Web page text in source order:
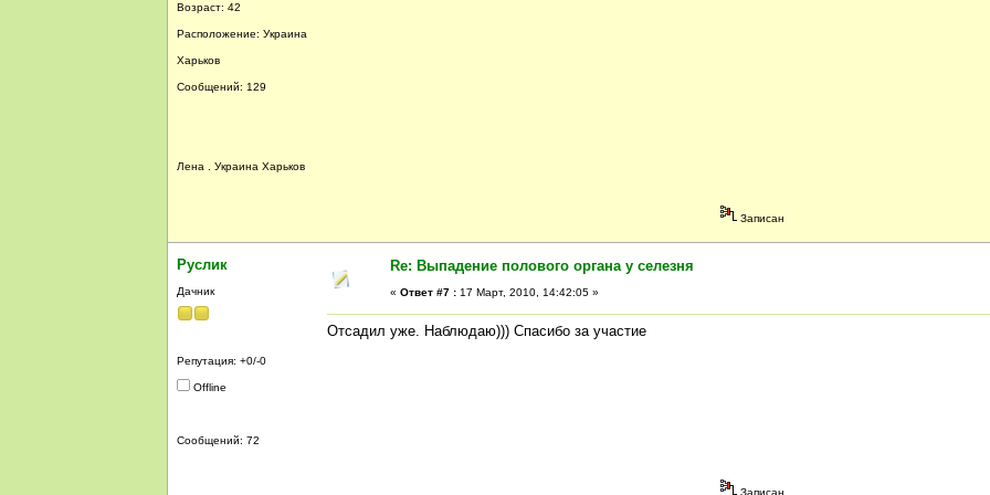
Возраст: 42
Расположение: Украина
Харьков
Сообщений: 129
Лена . Украина Харьков
Записан
Руслик
Дачник
Репутация: +0/-0
Offline
Сообщений: 72
Re: Выпадение полового органа у селезня
« Ответ #7 : 17 Март, 2010, 14:42:05 »
Отсадил уже. Наблюдаю))) Спасибо за участие
Записан